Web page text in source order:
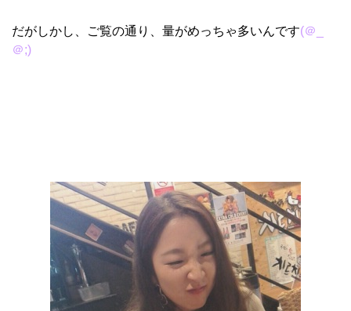
だがしかし、ご覧の通り、量がめっちゃ多いんです(＠_
＠;)